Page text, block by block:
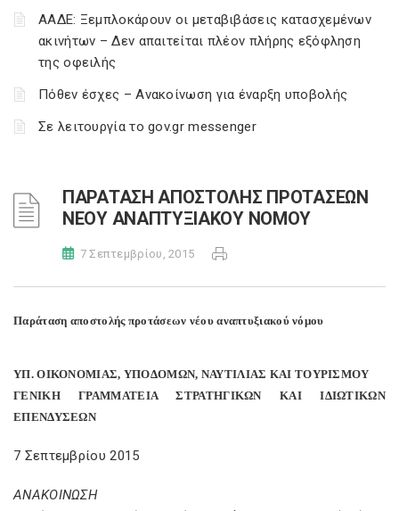
ΑΑΔΕ: Ξεμπλοκάρουν οι μεταβιβάσεις κατασχεμένων
ακινήτων – Δεν απαιτείται πλέον πλήρης εξόφληση
της οφειλής
Πόθεν έσχες – Ανακοίνωση για έναρξη υποβολής
Σε λειτουργία το gov.gr messenger
ΠΑΡΑΤΑΣΗ ΑΠΟΣΤΟΛΗΣ ΠΡΟΤΑΣΕΩΝ
ΝΕΟΥ ΑΝΑΠΤΥΞΙΑΚΟΥ ΝΟΜΟΥ
7 Σεπτεμβρίου, 2015
Παράταση αποστολής προτάσεων νέου αναπτυξιακού νόμου
ΥΠ. ΟΙΚΟΝΟΜΙΑΣ, ΥΠΟΔΟΜΩΝ, ΝΑΥΤΙΛΙΑΣ ΚΑΙ ΤΟΥΡΙΣΜΟΥ
ΓΕΝΙΚΗ ΓΡΑΜΜΑΤΕΙΑ ΣΤΡΑΤΗΓΙΚΩΝ ΚΑΙ ΙΔΙΩΤΙΚΩΝ
ΕΠΕΝΔΥΣΕΩΝ
7 Σεπτεμβρίου 2015
ΑΝΑΚΟΙΝΩΣΗ